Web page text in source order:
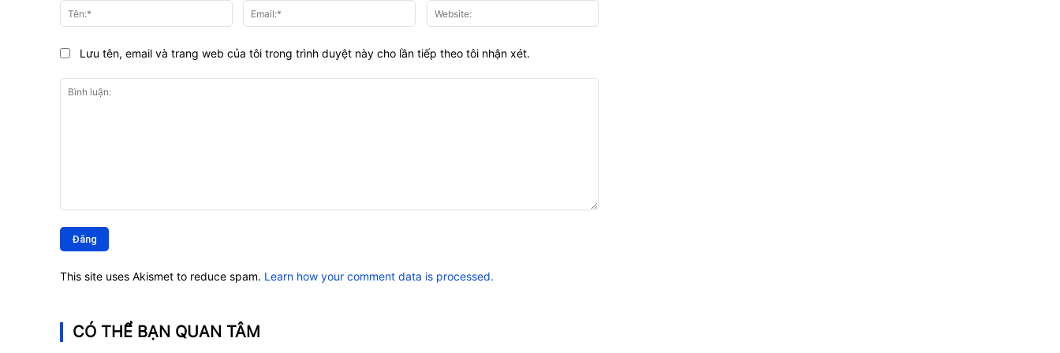
luận:
Tên:* Email:*
Lưu tên, email và trang web của tôi trong trình duyệt này cho lần tiếp theo tôi nhận xét.
This site uses Akismet to reduce spam. Learn how your comment data is processed.
CÓ THỂ BẠN QUAN TÂM